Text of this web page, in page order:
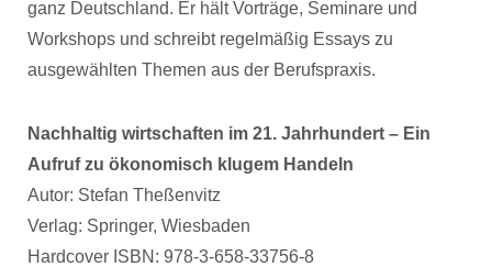
ganz Deutschland. Er hält Vorträge, Seminare und
Workshops und schreibt regelmäßig Essays zu
ausgewählten Themen aus der Berufspraxis.
Nachhaltig wirtschaften im 21. Jahrhundert – Ein
Aufruf zu ökonomisch klugem Handeln
Autor: Stefan Theßenvitz
Verlag: Springer, Wiesbaden
Hardcover ISBN: 978-3-658-33756-8